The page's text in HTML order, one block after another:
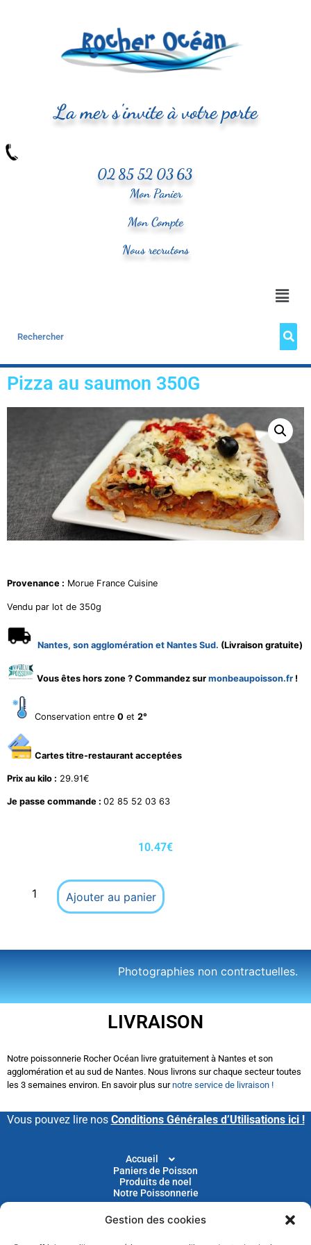
Gestion des cookies
La mer s'invite à votre porte
02 85 52 03 63
Mon Panier
Mon Compte
Nous recrutons
Pizza au saumon 350G
Provenance : Morue France Cuisine
Vendu par lot de 350g
Nantes, son agglomération et Nantes Sud. (Livraison gratuite)
Vous êtes hors zone ? Commandez sur monbeaupoisson.fr !
Conservation entre 0 et 2°
Cartes titre-restaurant acceptées
Prix au kilo : 29.91€
Je passe commande : 02 85 52 03 63
10.47€
Ajouter au panier
Photographies non contractuelles.
LIVRAISON
Notre poissonnerie Rocher Océan livre gratuitement à Nantes et son
agglomération et au sud de Nantes. Nous livrons sur chaque secteur toutes
les 3 semaines environ. En savoir plus surnotre service de livraison !
Vous pouvez lire nos Conditions Générales d’Utilisations ici !
Accueil
Paniers de Poisson
Produits de noel
Notre Poissonnerie
Livraison